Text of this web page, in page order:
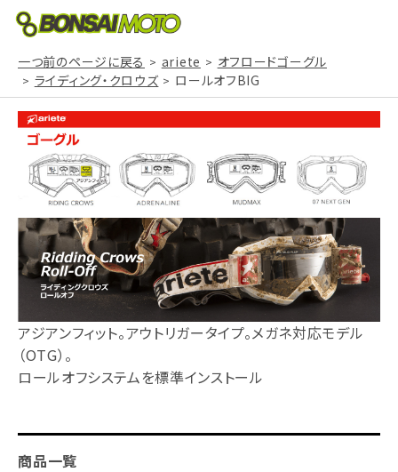
一つ前のページに戻る ariete
オフロードゴーグル
ライディング・クロウズ
ロールオフBIG
アジアンフィット。アウトリガータイプ。メガネ対応モデル
（OTG）。
ロールオフシステムを標準インストール
商品一覧